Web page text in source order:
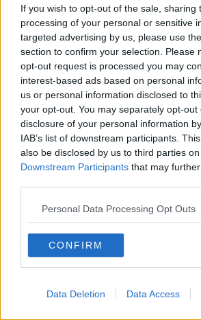
If you wish to opt-out of the sale, sharing
processing of your personal or sensitive
targeted advertising by us, please use
section to confirm your selection. Please
opt-out request is processed you may
interest-based ads based on personal
us or personal information disclosed to
your opt-out. You may separately opt-
disclosure of your personal information
IAB’s list of downstream participants.
also be disclosed by us to third parties
Downstream Participants that may
Personal Data Processing Opt Outs
CONFIRM
Data Deletion Data Access
​Linee guida per organizzare il civismo
​Il ripristino della natura secondo la legge
Cittadini
Il nesso tra cambiamenti climatici e
Tutti morimmo a stento (3)
Tutti morimmo a stento (2)
​Tutti morimmo a stento (1)
IL CORRIDOIO BLU il resoconto del
Un manuale essenziale per seguire il
Il corridoio blu
​Il cronoprogramma ottimale verso il full
​I costi dell’adeguamento al cold ironing
Alcune domande da esordiente agli
sorti dell’Elba
Verso il full electric a gestione pubblica
​La Scienza dei Cittadini e i Cittadini per
Trump e le sue guerre contro i deboli e
​Le furbate elettorali della Meloni e la
dell’opposizione
L'umanizzazione dell'economia e della
​Dopo il diluvio dei NO: un patto